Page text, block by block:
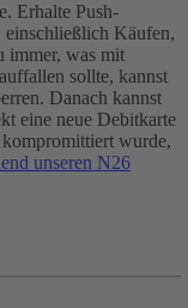
Erhalte Push-
einschließlich Käufen,
immer, was mit
sollte, kannst
Danach kannst
eine neue Debitkarte
wurde,
unseren N26